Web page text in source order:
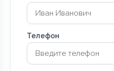
Телефон